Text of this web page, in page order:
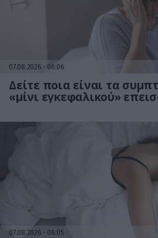
07.08.2026 06:06
Δείτε ποια είναι τα
«μίνι εγκεφαλικού»
07.08.2026 06:05